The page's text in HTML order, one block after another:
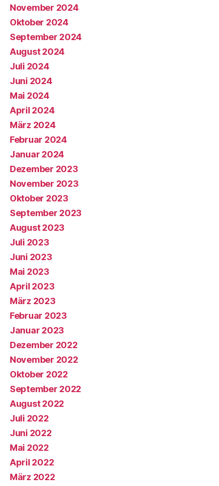
November 2024
Oktober 2024
September 2024
August 2024
Juli 2024
Juni 2024
Mai 2024
April 2024
März 2024
Februar 2024
Januar 2024
Dezember 2023
November 2023
Oktober 2023
September 2023
August 2023
Juli 2023
Juni 2023
Mai 2023
April 2023
März 2023
Februar 2023
Januar 2023
Dezember 2022
November 2022
Oktober 2022
September 2022
August 2022
Juli 2022
Juni 2022
Mai 2022
April 2022
März 2022